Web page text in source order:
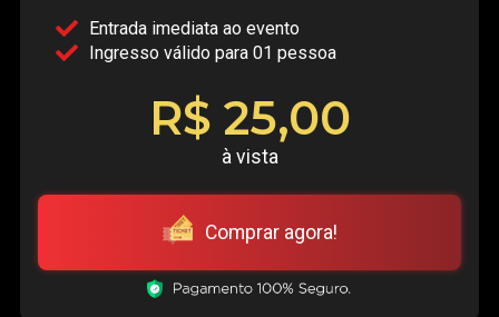
Entrada imediata ao evento
Ingresso válido para 01 pessoa
R$ 25,00
à vista
Comprar agora!